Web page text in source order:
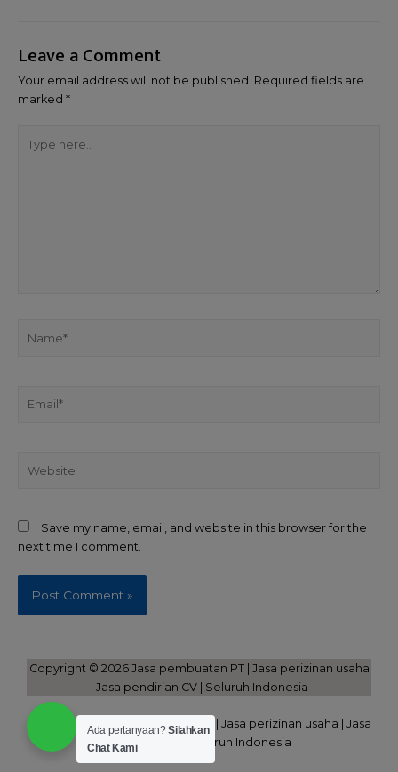
Leave a Comment
Your email address will not be published. Required fields are
marked *
Save my name, email, and website in this browser for the
next time I comment.
Copyright © 2026 Jasa pembuatan PT | Jasa perizinan usaha
| Jasa pendirian CV | Seluruh Indonesia
Powered by Jasa pembuatan PT | Jasa perizinan usaha | Jasa
pendirian CV | Seluruh Indonesia
Ada pertanyaan?Silahkan
Chat Kami